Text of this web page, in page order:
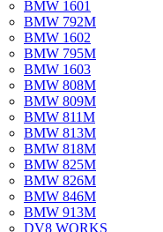
BMW 1601
BMW 792M
BMW 1602
BMW 795M
BMW 1603
BMW 808M
BMW 809M
BMW 811M
BMW 813M
BMW 818M
BMW 825M
BMW 826M
BMW 846M
BMW 913M
DV8 WORKS